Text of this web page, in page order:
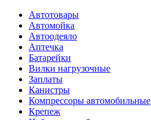
Автотовары
Автомойка
Автоодеяло
Аптечка
Батарейки
Вилки нагрузочные
Заплаты
Канистры
Компрессоры автомобильные
Крепеж